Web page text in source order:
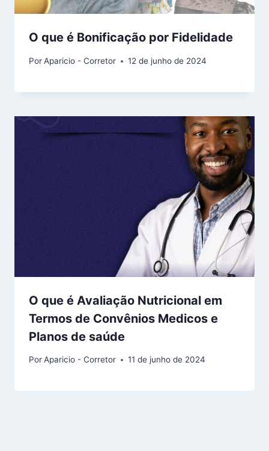
O que é Bonificação por Fidelidade
PorAparicio - Corretor 12 de junho de 2024
O que é Avaliação Nutricional em
Termos de Convênios Medicos e
Planos de saúde
PorAparicio - Corretor 11 de junho de 2024